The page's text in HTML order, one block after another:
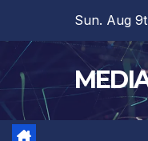
Sun. Aug